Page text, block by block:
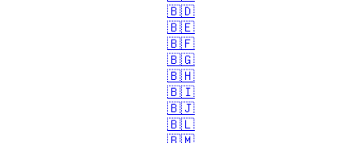
🇧🇩
🇧🇪
🇧🇫
🇧🇬
🇧🇭
🇧🇮
🇧🇯
🇧🇱